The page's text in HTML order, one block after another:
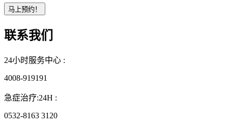
联系我们
24小时服务中心 :
4008-919191
急症治疗:24H :
0532-8163 3120